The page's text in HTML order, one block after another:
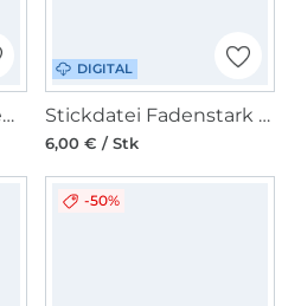
Stickdatei Rock Queen Mini Leather Label
DIGITAL
Stickdatei Fadenstark ITH Hase
6,00 € / Stk
-50%